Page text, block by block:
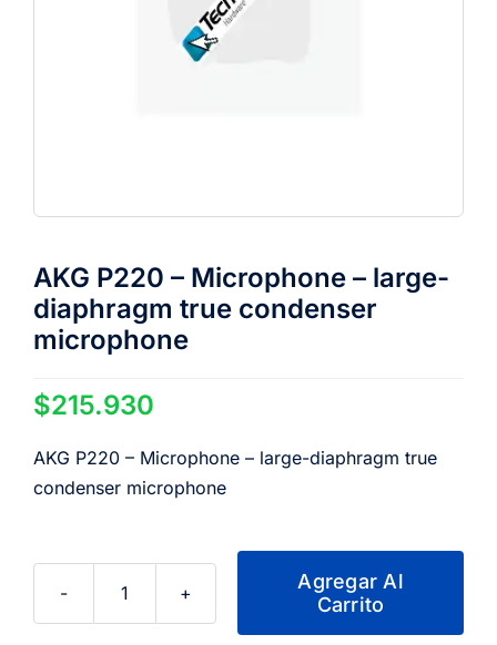
AKG P220 – Microphone – large-
diaphragm true condenser
microphone
$215.930
AKG P220 – Microphone – large-diaphragm true
condenser microphone
AKG
Agregar Al
Carrito